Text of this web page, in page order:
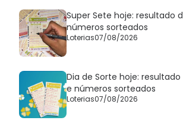
Super Sete hoje: resultado
números sorteados
Loterias07/08/2026
Dia de Sorte hoje:
e números sorteados
Loterias07/08/2026